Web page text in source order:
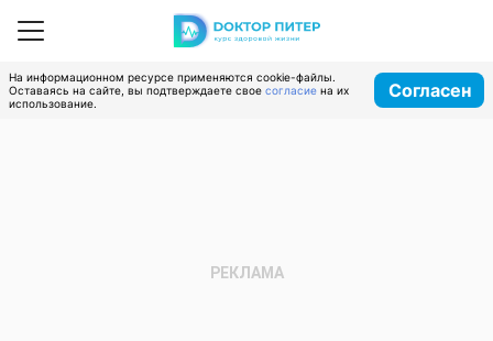
На информационном ресурсе применяются cookie-файлы.
Оставаясь на сайте, вы подтверждаете свое согласие на их
использование.
Согласен